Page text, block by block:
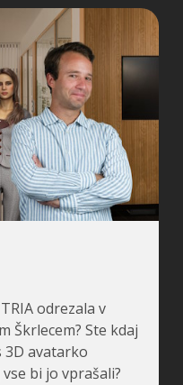
odrezala v
Škrlecem? Ste kdaj
3D avatarko
bi jo vprašali?